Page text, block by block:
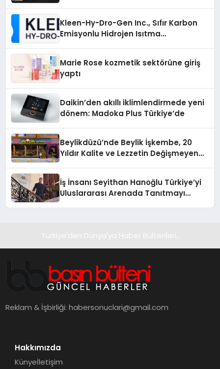
Kleen-Hy-Dro-Gen Inc., Sıfır Karbon
Emisyonlu Hidrojen Isıtma
Marie Rose kozmetik sektörüne giriş
yaptı
Daikin’den akıllı iklimlendirmede yeni
dönem: Madoka Plus Türkiye’de
Beylikdüzü’nde Beylik İşkembe, 20
Yıldır Kalite ve Lezzetin Değişmeyen
İş İnsanı Seyithan Hanoğlu Türkiye’yi
Uluslararası Arenada Tanıtmayı
Türkiye'den Dünya'ya Haber Bültenleri..
Reklam & İşbirliği:habersonuclari@gmail.com
Hakkımızda
Künyeİletişim